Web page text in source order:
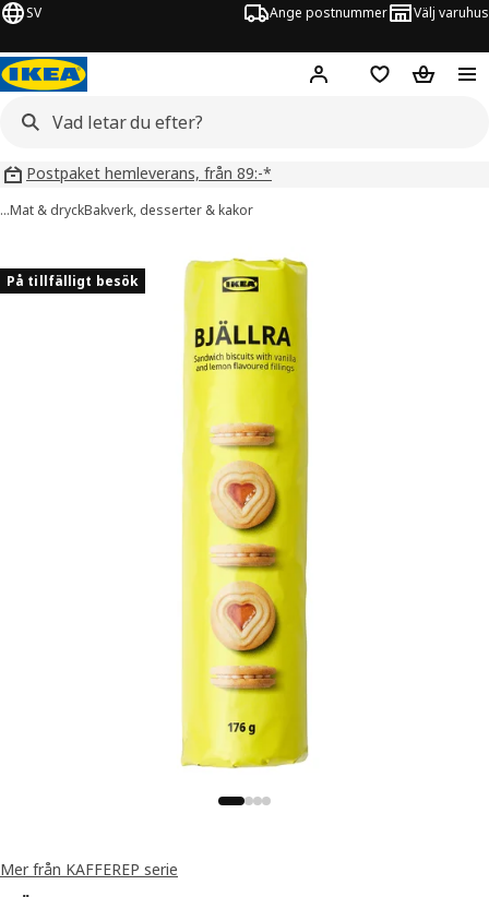
SV Ange postnummer Välj varuhus
Hej! Logga inInköpslistaVarukorg
Postpaket hemleverans, från 89:-*
…Mat & dryckBakverk, desserter & kakor
bilder
På tillfälligt besök
Mer från KAFFEREP serie